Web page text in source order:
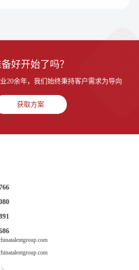
好开始了吗？
20余年，我们始终秉持客户需求为导向
获取方案